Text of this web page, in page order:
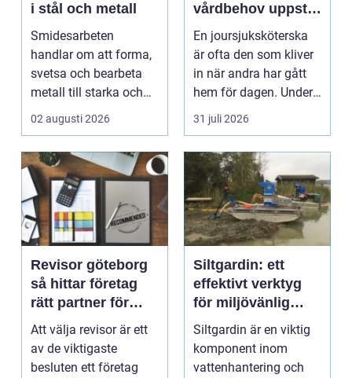
i stål och metall
Smidesarbeten
handlar om att forma,
svetsa och bearbeta
metall till starka och
hållbara konstruktion...
02 augusti 2026
vårdbehov uppstår
dygnet runt
En joursjuksköterska
är ofta den som kliver
in när andra har gått
hem för dagen. Under
sena kvällar,...
31 juli 2026
Revisor göteborg
så hittar företag
rätt partner för
trygg tillväxt
Att välja revisor är ett
av de viktigaste
besluten ett företag
Siltgardin: ett
effektivt verktyg
för miljövänlig
vattenhantering
Siltgardin är en viktig
komponent inom
vattenhantering och